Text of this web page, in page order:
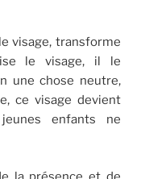
visage, transforme
le visage, il le
une chose neutre,
ce visage devient
enfants ne